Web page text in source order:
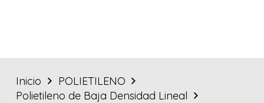
Inicio
POLIETILENO
Polietileno de Baja Densidad Lineal